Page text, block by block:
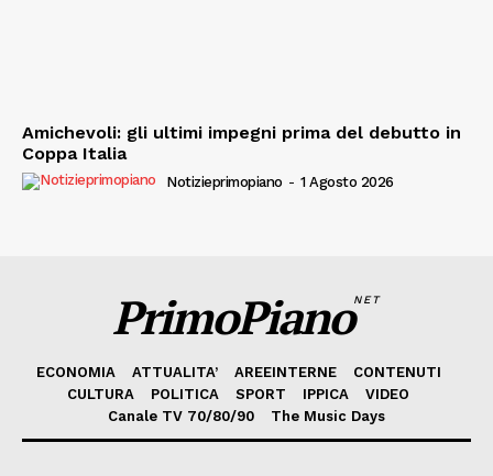
Amichevoli: gli ultimi impegni prima del debutto in
Coppa Italia
Notizieprimopiano - 1 Agosto 2026
PrimoPianoNET
ECONOMIA ATTUALITA’ AREEINTERNE
CONTENUTI
CULTURA
POLITICA SPORT IPPICA
VIDEO
Canale TV 70/80/90
The Music Days